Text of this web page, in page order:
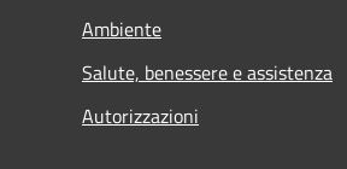
Ambiente
Salute, benessere e assistenza
Autorizzazioni